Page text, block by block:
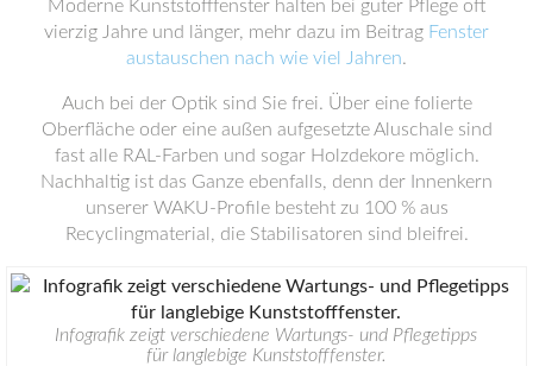
Moderne Kunststofffenster halten bei guter Pflege oft
vierzig Jahre und länger, mehr dazu im Beitrag Fenster
austauschen nach wie viel Jahren.
Auch bei der Optik sind Sie frei. Über eine folierte
Oberfläche oder eine außen aufgesetzte Aluschale sind
fast alle RAL-Farben und sogar Holzdekore möglich.
Nachhaltig ist das Ganze ebenfalls, denn der Innenkern
unserer WAKU-Profile besteht zu 100 % aus
Recyclingmaterial, die Stabilisatoren sind bleifrei.
Infografik zeigt verschiedene Wartungs- und Pflegetipps
für langlebige Kunststofffenster.